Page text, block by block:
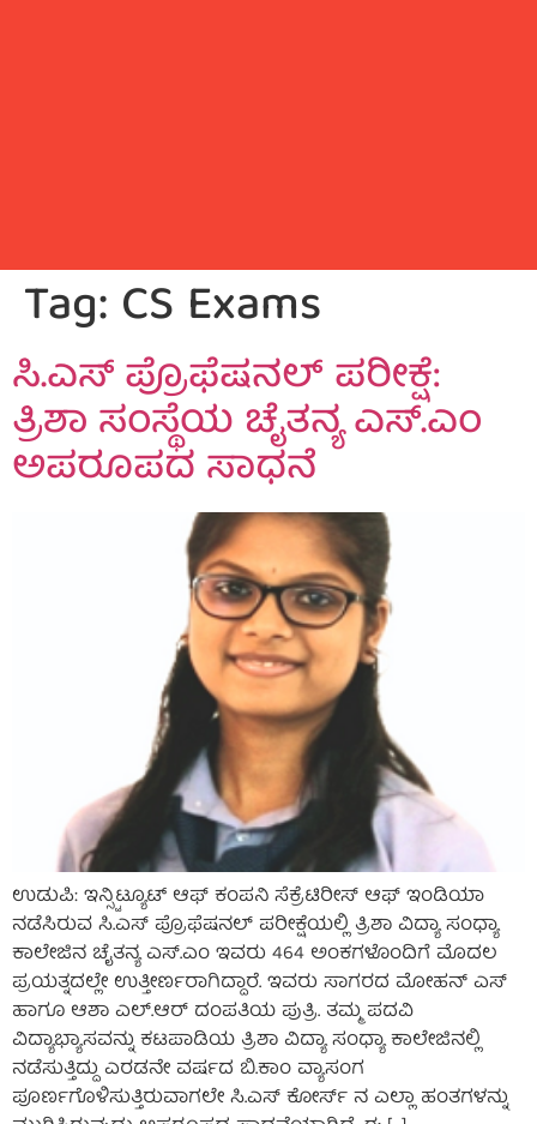
Tag: CS Exams
ಸಿ.ಎಸ್ ಪ್ರೊಫೆಷನಲ್ ಪರೀಕ್ಷೆ:
ತ್ರಿಶಾ ಸಂಸ್ಥೆಯ ಚೈತನ್ಯ ಎಸ್.ಎಂ
ಅಪರೂಪದ ಸಾಧನೆ
ಉಡುಪಿ: ಇನ್ಸ್ಟಿಟ್ಯೂಟ್ ಆಫ್ ಕಂಪನಿ ಸೆಕ್ರೆಟಿರೀಸ್ ಆಫ್ ಇಂಡಿಯಾ
ನಡೆಸಿರುವ ಸಿ.ಎಸ್ ಪ್ರೊಫೆಷನಲ್ ಪರೀಕ್ಷೆಯಲ್ಲಿ ತ್ರಿಶಾ ವಿದ್ಯಾ ಸಂಧ್ಯಾ
ಕಾಲೇಜಿನ ಚೈತನ್ಯ ಎಸ್.ಎಂ ಇವರು 464 ಅಂಕಗಳೊಂದಿಗೆ ಮೊದಲ
ಪ್ರಯತ್ನದಲ್ಲೇ ಉತ್ತೀರ್ಣರಾಗಿದ್ದಾರೆ. ಇವರು ಸಾಗರದ ಮೋಹನ್ ಎಸ್
ಹಾಗೂ ಆಶಾ ಎಲ್.ಆರ್ ದಂಪತಿಯ ಪುತ್ರಿ. ತಮ್ಮ ಪದವಿ
ವಿದ್ಯಾಭ್ಯಾಸವನ್ನು ಕಟಪಾಡಿಯ ತ್ರಿಶಾ ವಿದ್ಯಾ ಸಂಧ್ಯಾ ಕಾಲೇಜಿನಲ್ಲಿ
ನಡೆಸುತ್ತಿದ್ದು ಎರಡನೇ ವರ್ಷದ ಬಿ.ಕಾಂ ವ್ಯಾಸಂಗ
ಪೂರ್ಣಗೊಳಿಸುತ್ತಿರುವಾಗಲೇ ಸಿ.ಎಸ್ ಕೋರ್ಸ್ ನ ಎಲ್ಲಾ ಹಂತಗಳನ್ನು